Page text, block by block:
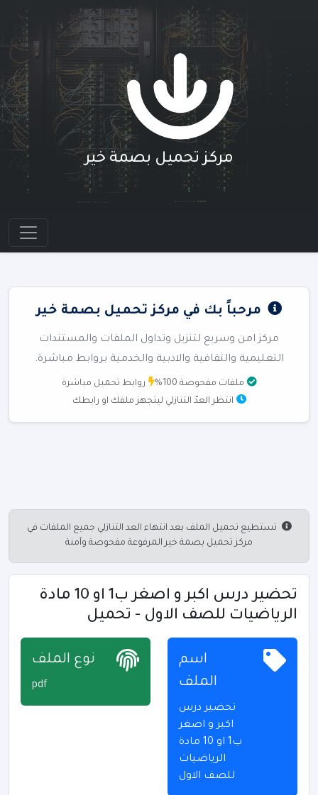
مركز تحميل بصمة خير
مرحباً بك في مركز تحميل بصمة خير
مركز امن وسريع لتنزيل وتداول الملفات والمستندات
التعليمية والثقافية والادبية والخدمية بروابط مباشرة.
ملفات مفحوصة 100%
روابط تحميل مباشرة
انتظر العدّ التنازلي ليتجهز ملفك او رابطك
تستطيع تحميل الملف بعد انتهاء العد التنازلي جميع الملفات في
مركز تحميل بصمة خير المرفوعة مفحوصة وآمنة
تحضير درس اكبر و اصغر ب1 او 10 مادة
الرياضيات للصف الاول - تحميل
اسم
الملف
تحضير درس
اكبر و اصغر
ب1 او 10 مادة
الرياضيات
للصف الاول
نوع الملف
pdf